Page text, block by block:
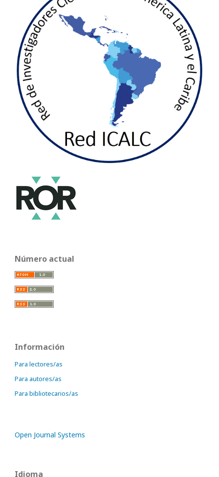
Número actual
Información
Para lectores/as
Para autores/as
Para bibliotecarios/as
Open Journal Systems
Idioma